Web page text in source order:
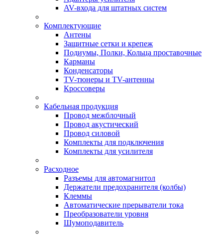
AV-входа для штатных систем
Комплектующие
Антены
Защитные сетки и крепеж
Подиумы, Полки, Кольца проставочные
Карманы
Конденсаторы
TV-тюнеры и TV-антенны
Кроссоверы
Кабельная продукция
Провод межблочный
Провод акустический
Провод силовой
Комплекты для подключения
Комплекты для усилителя
Расходное
Разъемы для автомагнитол
Держатели предохранителя (колбы)
Клеммы
Автоматические прерыватели тока
Преобразователи уровня
Шумоподавитель